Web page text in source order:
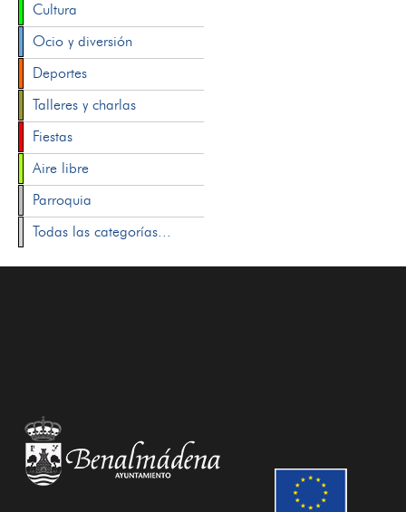
Cultura
Ocio y diversión
Deportes
Talleres y charlas
Fiestas
Aire libre
Parroquia
Todas las categorías...